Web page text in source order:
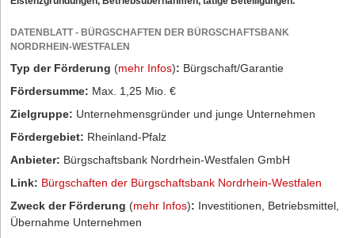
DATENBLATT - BÜRGSCHAFTEN DER BÜRGSCHAFTSBANK
NORDRHEIN-WESTFALEN
Typ der Förderung (mehr Infos): Bürgschaft/Garantie
Fördersumme: Max. 1,25 Mio. €
Zielgruppe: Unternehmensgründer und junge Unternehmen
Fördergebiet: Rheinland-Pfalz
Anbieter: Bürgschaftsbank Nordrhein-Westfalen GmbH
Link: Bürgschaften der Bürgschaftsbank Nordrhein-Westfalen
Zweck der Förderung (mehr Infos): Investitionen, Betriebsmittel,
Übernahme Unternehmen